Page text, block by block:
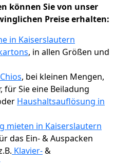
können Sie von unser
Preise erhalten:
in Kaiserslautern
, in allen Größen und
, bei kleinen Mengen,
für Sie eine Beiladung
Haushaltsauflösung in
mieten in Kaiserslautern
das Ein- & Auspacken
Klavier-&